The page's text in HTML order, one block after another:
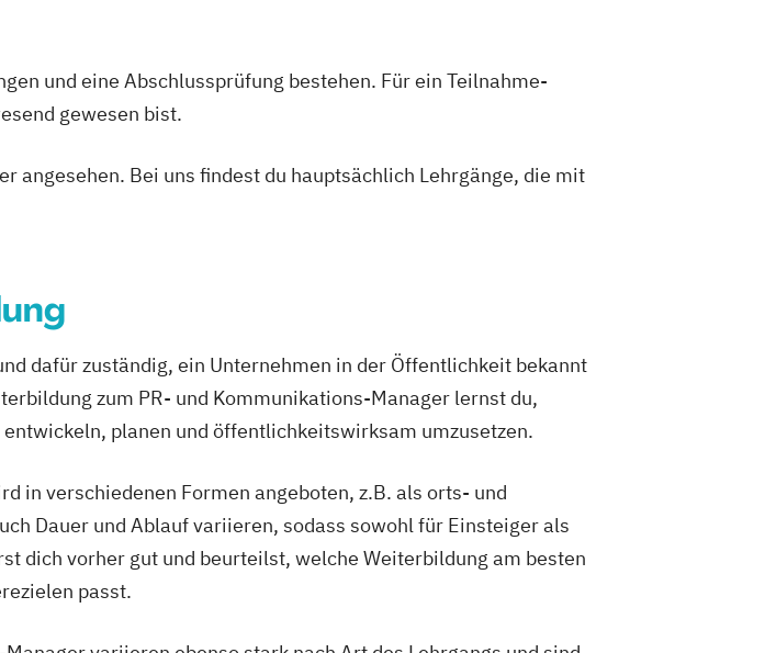
und eine Abschlussprüfung bestehen. Für ein Teilnahme-
gewesen bist.
angesehen. Bei uns findest du hauptsächlich Lehrgänge, die mit
dafür zuständig, ein Unternehmen in der Öffentlichkeit bekannt
zum PR- und Kommunikations-Manager lernst du,
planen und öffentlichkeitswirksam umzusetzen.
in verschiedenen Formen angeboten, z.B. als orts- und
Dauer und Ablauf variieren, sodass sowohl für Einsteiger als
dich vorher gut und beurteilst, welche Weiterbildung am besten
passt.